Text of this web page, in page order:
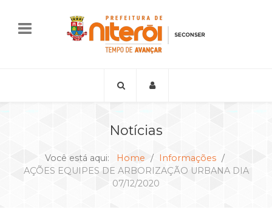
Notícias
Você está aqui: Home
Informações
AÇÕES EQUIPES DE ARBORIZAÇÃO URBANA DIA
07/12/2020